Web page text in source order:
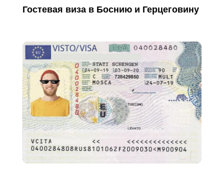
Гостевая виза в Боснию и Герцеговину